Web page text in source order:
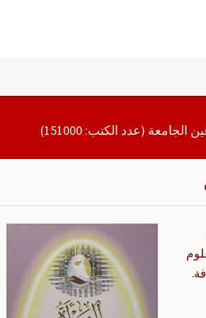
(عدد الكتب: 151000)